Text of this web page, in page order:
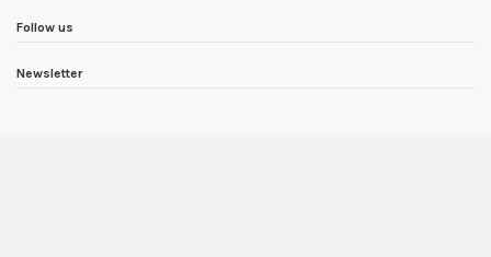
Follow us
Newsletter